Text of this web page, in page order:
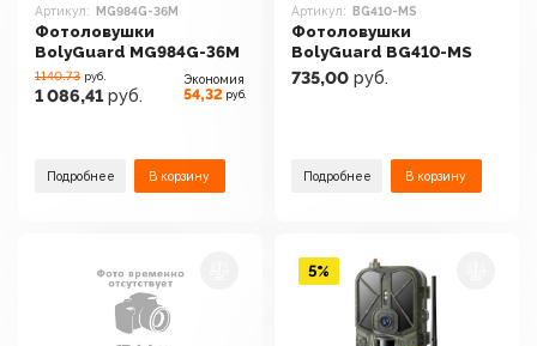
Артикул: MG984G-36M
Фотоловушки
BolyGuard MG984G-36M
1140.73 руб.
1 086,41 руб.
Экономия
54,32 руб.
Подробнее В корзину
Артикул: BG410-MS
Фотоловушки
BolyGuard BG410-MS
735,00 руб.
Подробнее В корзину
5%